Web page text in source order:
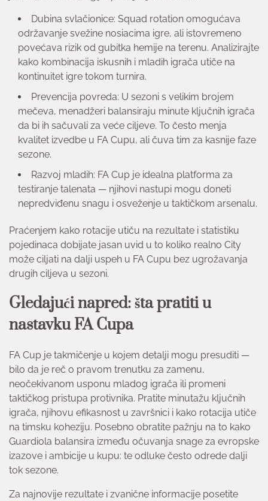
Dubina svlačionice: Squad rotation omogućava
održavanje svežine nosiacima igre, ali istovremeno
povećava rizik od gubitka hemije na terenu. Analizirajte
kako kombinacija iskusnih i mladih igrača utiče na
kontinuitet igre tokom turnira.
Prevencija povreda: U sezoni s velikim brojem
mečeva, menadžeri balansiraju minute ključnih igrača
da bi ih sačuvali za veće ciljeve. To često menja
kvalitet izvedbe u FA Cupu, ali čuva tim za kasnije faze
sezone.
Razvoj mladih: FA Cup je idealna platforma za
testiranje talenata — njihovi nastupi mogu doneti
nepredviđenu snagu i osveženje u taktičkom arsenalu.
Praćenjem kako rotacije utiču na rezultate i statistiku
pojedinaca dobijate jasan uvid u to koliko realno City
može ciljati na dalji uspeh u FA Cupu bez ugrožavanja
drugih ciljeva u sezoni.
Gledajući napred: šta pratiti u
nastavku FA Cupa
FA Cup je takmičenje u kojem detalji mogu presuditi —
bilo da je reč o pravom trenutku za zamenu,
neočekivanom usponu mladog igrača ili promeni
taktičkog pristupa protivnika. Pratite minutažu ključnih
igrača, njihovu efikasnost u završnici i kako rotacija utiče
na timsku koheziju. Posebno obratite pažnju na to kako
Guardiola balansira između očuvanja snage za evropske
izazove i ambicije u kupu: te odluke često odrede dalji
tok sezone.
Za najnovije rezultate i zvanične informacije posetite